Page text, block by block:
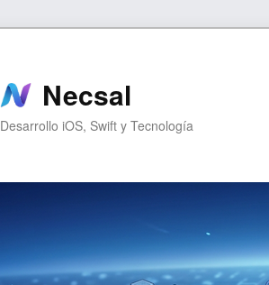
Necsal
Desarrollo iOS, Swift y Tecnología